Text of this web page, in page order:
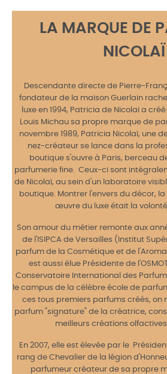
LA MARQUE DE
NICOLAÏ
Descendante directe de Pierre-
fondateur de la maison Guerlain
luxe en 1994, Patricia de Nicolaï a
Louis Michau sa propre marque de
novembre 1989, Patricia Nicolaï, une
nez-créateur se lance dans la
boutique s'ouvre à Paris, berceau
parfumerie fine. Ceux-ci sont
de Nicolaï, au sein d'un laboratoire
boutique. Montrer l'envers du décor,
œuvre du luxe était la
Son amour du métier remonte aux
de l'ISIPCA de Versailles (Institut
parfum de la Cosmétique et de
est aussi élue Présidente de
Conservatoire International des
le campus de la célèbre école de
ces tous premiers parfums créés, on
parfum "signature" de la créatrice,
meilleurs créations
En 2007, elle est élevée par le
rang de Chevalier de la légion
parfumeur créateur de sa propre